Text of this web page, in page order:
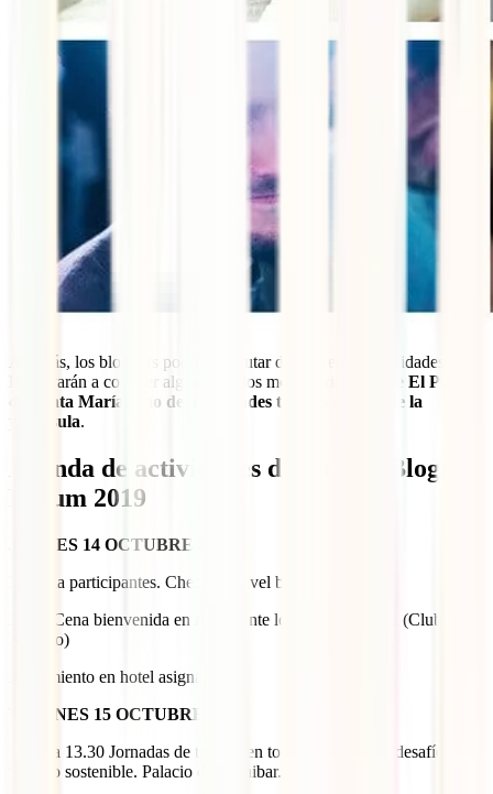
Además, los bloggers podrás disfrutar de diferentes actividades que
les llevarán a conocer algunos de los mejores rincones de El Puerto
de Santa María, uno de los grandes tesoros del sur de la
península.
Agenda de actividades del Travel Blogger
Forum 2019
JUEVES 14 OCTUBRE 2019
Llegada participantes. Check in travel bloggers
21.00 Cena bienvenida en restaurante local La Venencia (Club
Náutico)
Alojamiento en hotel asignado
VIERNES 15 OCTUBRE 2019
10.00 a 13.30 Jornadas de trabajo en torno a los retos y desafíos del
turismo sostenible. Palacio de Aranibar.